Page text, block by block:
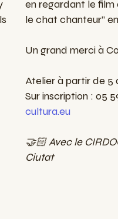
en regardant le film
le chat chanteur”
Un grand merci à
Atelier à partir de 5
Sur inscription : 05
cultura.eu
🤝🏻 Avec le
Ciutat